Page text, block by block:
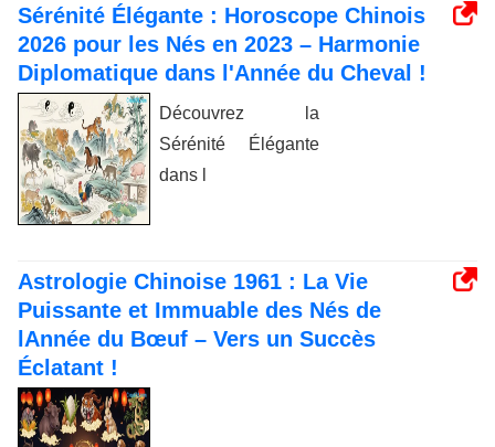
Sérénité Élégante : Horoscope Chinois
2026 pour les Nés en 2023 – Harmonie
Diplomatique dans l'Année du Cheval !
Découvrez la
Sérénité Élégante
dans l
Astrologie Chinoise 1961 : La Vie
Puissante et Immuable des Nés de
lAnnée du Bœuf – Vers un Succès
Éclatant !